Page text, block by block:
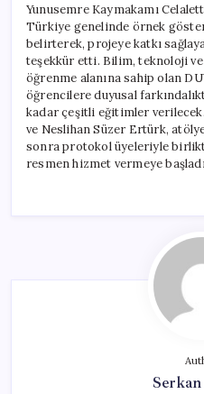
Yunusemre Kaymakamı
Türkiye genelinde örnek
belirterek, projeye katkı
teşekkür etti. Bilim, teknoloji ve
öğrenme alanına sahip olan
öğrencilere duyusal
kadar çeşitli eğitimler
ve Neslihan Süzer Ertürk,
sonra protokol üyeleriyle
resmen hizmet vermeye